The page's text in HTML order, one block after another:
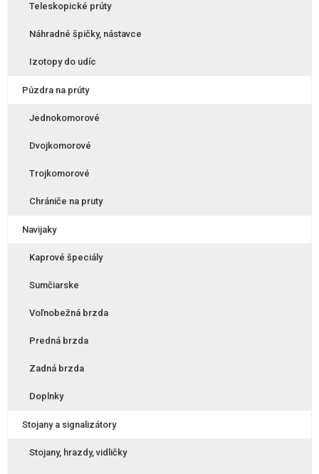
Teleskopické prúty
Náhradné špičky, nástavce
Izotopy do udíc
Púzdra na prúty
Jednokomorové
Dvojkomorové
Trojkomorové
Chrániče na pruty
Navijaky
Kaprové špeciály
Sumčiarske
Voľnobežná brzda
Predná brzda
Zadná brzda
Doplnky
Stojany a signalizátory
Stojany, hrazdy, vidličky